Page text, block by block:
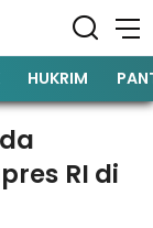
HUKRIM
RI di